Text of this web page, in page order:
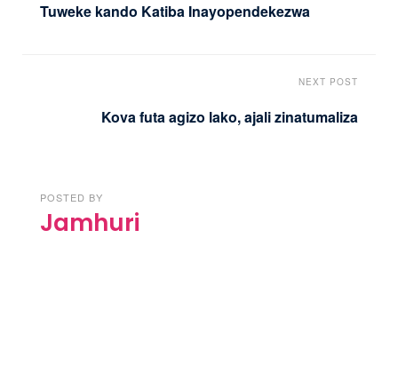
Tuweke kando Katiba Inayopendekezwa
NEXT POST
Kova futa agizo lako, ajali zinatumaliza
POSTED BY
Jamhuri